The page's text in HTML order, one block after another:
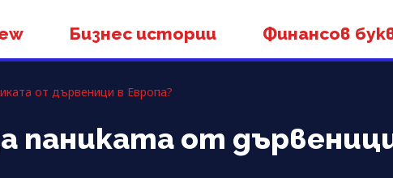
Бизнес истории Финансов
от дървеници в Европа?
паниката от